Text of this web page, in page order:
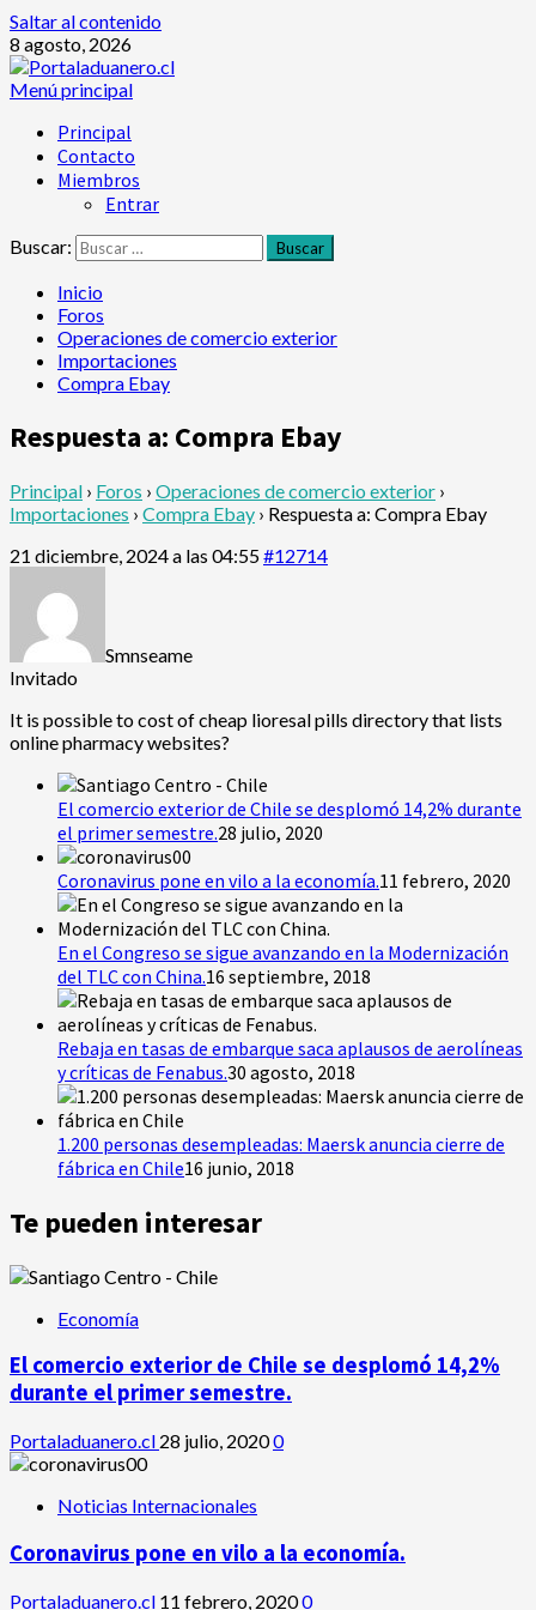
Saltar al contenido
8 agosto, 2026
Menú principal
Principal
Contacto
Miembros
Entrar
Buscar:
Inicio
Foros
Operaciones de comercio exterior
Importaciones
Compra Ebay
Respuesta a: Compra Ebay
Principal › Foros › Operaciones de comercio exterior ›
Importaciones › Compra Ebay › Respuesta a: Compra Ebay
21 diciembre, 2024 a las 04:55#12714
Smnseame
Invitado
It is possible tocost of cheap lioresal pills directory that lists
online pharmacy websites?
El comercio exterior de Chile se desplomó 14,2% durante
el primer semestre.28 julio, 2020
Coronavirus pone en vilo a la economía.11 febrero, 2020
En el Congreso se sigue avanzando en la Modernización
del TLC con China.16 septiembre, 2018
Rebaja en tasas de embarque saca aplausos de aerolíneas
y críticas de Fenabus.30 agosto, 2018
1.200 personas desempleadas: Maersk anuncia cierre de
fábrica en Chile16 junio, 2018
Te pueden interesar
Economía
El comercio exterior de Chile se desplomó 14,2%
durante el primer semestre.
Portaladuanero.cl 28 julio, 20200
Noticias Internacionales
Coronavirus pone en vilo a la economía.
Portaladuanero.cl 11 febrero, 20200